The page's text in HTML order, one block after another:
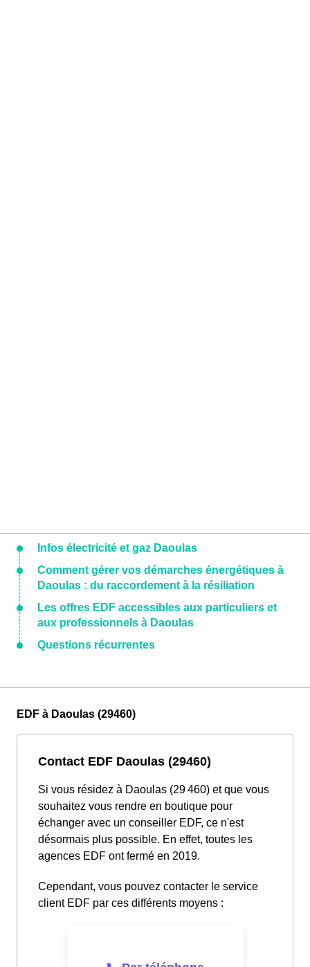
Infos électricité et gaz Daoulas
Comment gérer vos démarches énergétiques à
Daoulas : du raccordement à la résiliation
Les offres EDF accessibles aux particuliers et
aux professionnels à Daoulas
Questions récurrentes
EDF à Daoulas (29460)
Contact EDF Daoulas (29460)
Si vous résidez à Daoulas (29 460) et que vous
souhaitez vous rendre en boutique pour
échanger avec un conseiller EDF, ce n'est
désormais plus possible. En effet, toutes les
agences EDF ont fermé en 2019.
Cependant, vous pouvez contacter le service
client EDF par ces différents moyens :